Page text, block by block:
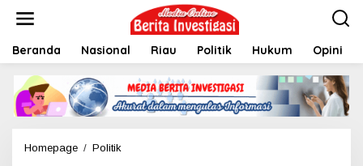
t
Beranda Nasional Riau Politik Hukum Opini
Homepage / Politik